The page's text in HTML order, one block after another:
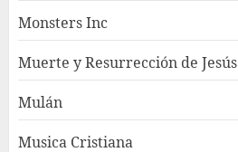
Monsters Inc
Muerte y Resurrección de Jesús
Mulán
Musica Cristiana